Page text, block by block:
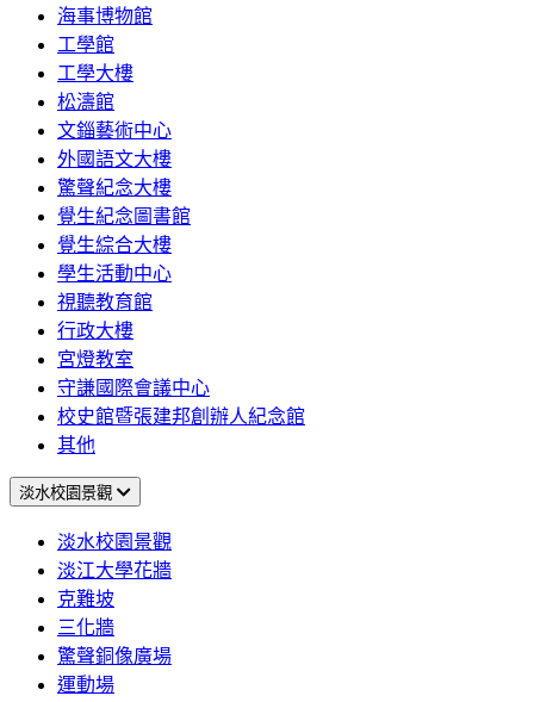
海事博物館
工學館
工學大樓
松濤館
文錙藝術中心
外國語文大樓
驚聲紀念大樓
覺生紀念圖書館
覺生綜合大樓
學生活動中心
視聽教育館
行政大樓
宮燈教室
守謙國際會議中心
校史館暨張建邦創辦人紀念館
其他
淡水校園景觀
淡水校園景觀
淡江大學花牆
克難坡
三化牆
驚聲銅像廣場
運動場